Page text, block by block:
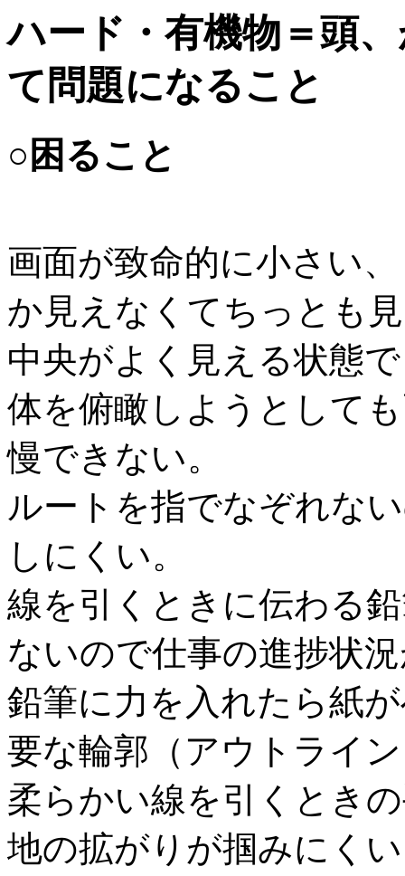
ハード・有機物＝頭
て問題になること
○困ること
画面が致命的に小さい
か見えなくてちっとも
中央がよく見える状態
体を俯瞰しようとして
慢できない。
ルートを指でなぞれな
しにくい。
線を引くときに伝わる
ないので仕事の進捗状
鉛筆に力を入れたら紙
要な輪郭（アウトライ
柔らかい線を引くとき
地の拡がりが掴みにく